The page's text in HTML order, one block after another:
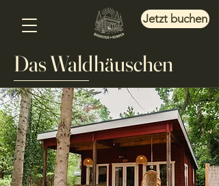
Jetzt buchen
Das Waldhäuschen